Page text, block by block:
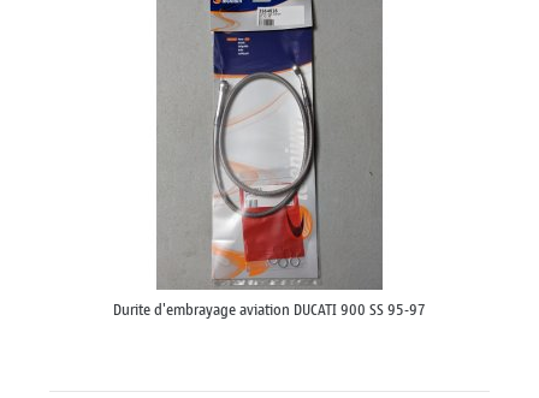
Durite d'embrayage aviation DUCATI 900 SS 95-97